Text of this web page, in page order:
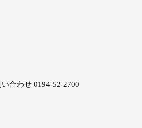
合わせ 0194-52-2700